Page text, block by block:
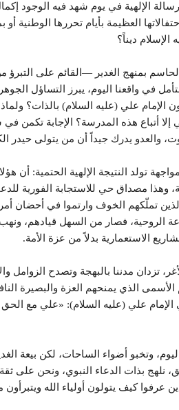
الإلهية في يوم شهد فيه الوجود
العظيمة بأيام تحررها الوطنية
ديناً؟
بمنهج الغدير —القائم على
في واقعنا اليوم، يبرز التساؤل
الإمام علي (عليه السلام) بالذات؟
إلا أتباع هذه المدرسة؟ الإجابة تكمن
والعدو يدرك جيداً أن من يتولى حيدر
تولد النتيجة الإلهية الحتمية: أن
وهذا مصداق حي للاستجابة الفورية
تملّكهم الخوف وارتموا في أحضان
الروحية، فصار من السهل قيادهم،
الاستعمارية بدلاً من عزة الأمة.
تزدان مدننا بالبهجة وتصدح الزوامل
الذي يمنحهم العزة والبصيرة
الإمام علي (عليه السلام): «علي مع
وتخبو أضواء الساحات، لكن بيعة
نلهج بذات الدعاء النبوي، ونحن على
عرفوا كيف يتولون أولياء الله ويتبرأون